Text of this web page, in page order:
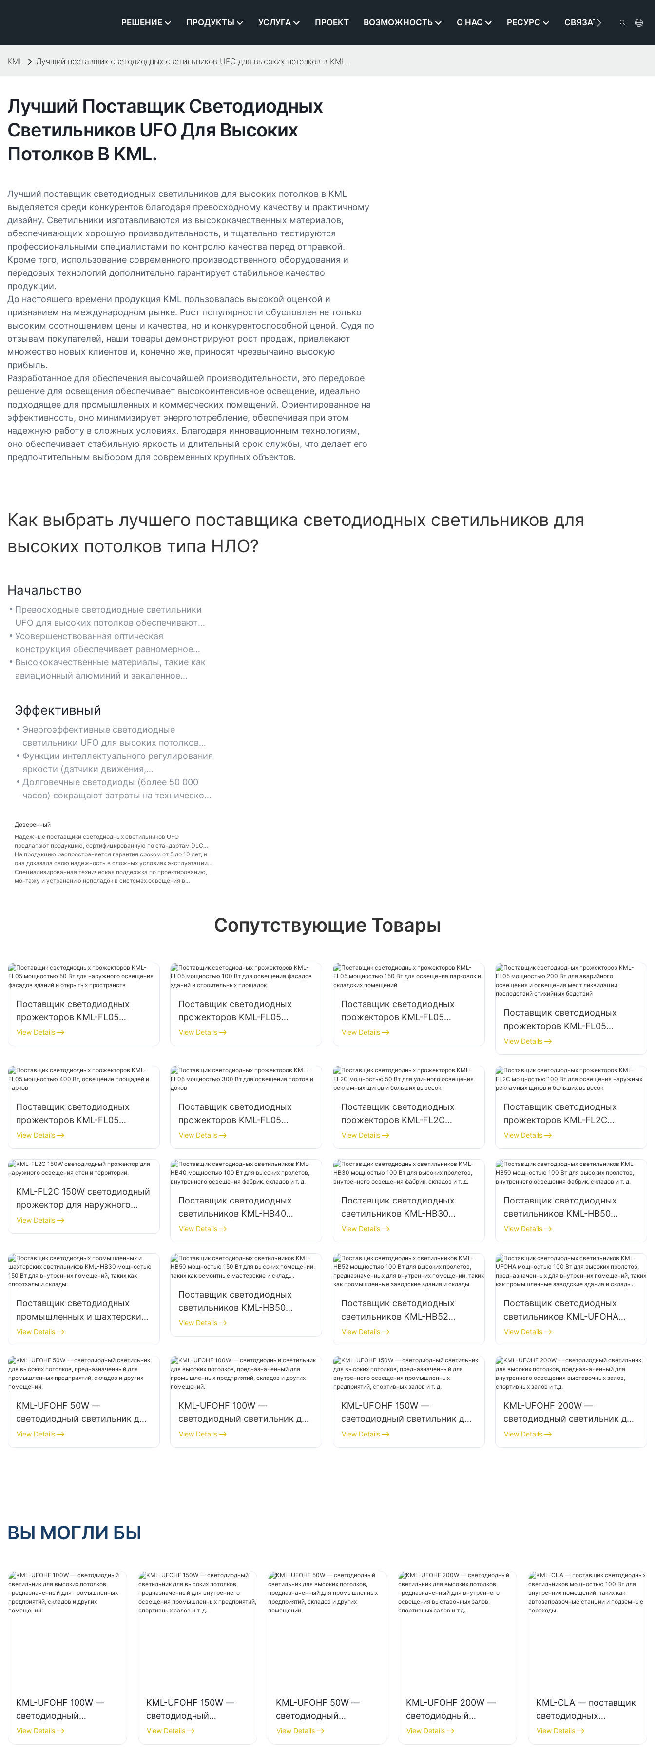
РЕШЕНИЕ ПРОДУКТЫ УСЛУГА ПРОЕКТ ВОЗМОЖНОСТЬ О НАС РЕСУРС СВЯЗАТЬСЯ С НАМИ
KML Лучший поставщик светодиодных светильников UFO для высоких потолков в KML.
Лучший Поставщик Светодиодных
Светильников UFO Для Высоких
Потолков В KML.
Лучший поставщик светодиодных светильников для высоких потолков в KML
выделяется среди конкурентов благодаря превосходному качеству и практичному
дизайну. Светильники изготавливаются из высококачественных материалов,
обеспечивающих хорошую производительность, и тщательно тестируются
профессиональными специалистами по контролю качества перед отправкой.
Кроме того, использование современного производственного оборудования и
передовых технологий дополнительно гарантирует стабильное качество
продукции.
До настоящего времени продукция KML пользовалась высокой оценкой и
признанием на международном рынке. Рост популярности обусловлен не только
высоким соотношением цены и качества, но и конкурентоспособной ценой. Судя по
отзывам покупателей, наши товары демонстрируют рост продаж, привлекают
множество новых клиентов и, конечно же, приносят чрезвычайно высокую
прибыль.
Разработанное для обеспечения высочайшей производительности, это передовое
решение для освещения обеспечивает высокоинтенсивное освещение, идеально
подходящее для промышленных и коммерческих помещений. Ориентированное на
эффективность, оно минимизирует энергопотребление, обеспечивая при этом
надежную работу в сложных условиях. Благодаря инновационным технологиям,
оно обеспечивает стабильную яркость и длительный срок службы, что делает его
предпочтительным выбором для современных крупных объектов.
Как выбрать лучшего поставщика светодиодных светильников для
высоких потолков типа НЛО?
Начальство
Превосходные светодиодные светильники
UFO для высоких потолков обеспечивают
исключительную яркость и высокую
светоотдачу (50 000–100 000 люмен),
идеально подходящие для больших
промышленных помещений, таких как
Усовершенствованная оптическая
конструкция обеспечивает равномерное
распределение света, минимизируя тени и
блики, что создает более безопасные и
Высококачественные материалы, такие как
авиационный алюминий и закаленное
Эффективный
Энергоэффективные светодиодные
светильники UFO для высоких потолков
снижают энергопотребление до 60% по
сравнению с традиционными
металлогалогенными или
люминесцентными лампами.
Функции интеллектуального регулирования
яркости (датчики движения,
использование естественного освещения)
оптимизируют энергопотребление в
или неравномерным естественным
освещением.
Долговечные светодиоды (более 50 000
часов) сокращают затраты на техническое
обеспечивая непрерывную работу
критически важных объектов.
Доверенный
Надежные поставщики светодиодных светильников UFO
предлагают продукцию, сертифицированную по стандартам DLC
Premium или UL, что гарантирует соответствие отраслевым
стандартам безопасности и производительности.
На продукцию распространяется гарантия сроком от 5 до 10 лет, и
она доказала свою надежность в сложных условиях эксплуатации,
таких как производственные предприятия и спортивные арены.
Специализированная техническая поддержка по проектированию,
монтажу и устранению неполадок в системах освещения в
Сопутствующие Товары
Поставщик светодиодных
прожекторов KML-FL05
мощностью 50 Вт для
наружного освещения фасадов
пространств
View Details
Поставщик светодиодных
прожекторов KML-FL05
мощностью 100 Вт для
освещения фасадов зданий и
View Details
Поставщик светодиодных
прожекторов KML-FL05
мощностью 150 Вт для
освещения парковок и
View Details
Поставщик светодиодных
прожекторов KML-FL05
мощностью 200 Вт для
аварийного освещения и
освещения мест ликвидации
последствий стихийных
бедствий
View Details
Поставщик светодиодных
прожекторов KML-FL05
мощностью 400 Вт,
освещение площадей и парков
View Details
Поставщик светодиодных
прожекторов KML-FL05
мощностью 300 Вт для
освещения портов и доков
View Details
Поставщик светодиодных
прожекторов KML-FL2C
мощностью 50 Вт для
уличного освещения
рекламных щитов и больших
вывесок
View Details
Поставщик светодиодных
прожекторов KML-FL2C
мощностью 100 Вт для
освещения наружных
рекламных щитов и больших
вывесок
View Details
KML-FL2C 150W светодиодный
прожектор для наружного
освещения стен и территорий.
View Details
Поставщик светодиодных
светильников KML-HB40
мощностью 100 Вт для
высоких пролетов,
внутреннего освещения
фабрик, складов и т. д.
View Details
Поставщик светодиодных
светильников KML-HB30
мощностью 100 Вт для
высоких пролетов,
внутреннего освещения
фабрик, складов и т. д.
View Details
Поставщик светодиодных
светильников KML-HB50
мощностью 100 Вт для
высоких пролетов,
внутреннего освещения
фабрик, складов и т. д.
View Details
Поставщик светодиодных
промышленных и шахтерских
светильников KML-HB30
мощностью 150 Вт для
внутренних помещений, таких
как спортзалы и склады.
View Details
Поставщик светодиодных
светильников KML-HB50
мощностью 150 Вт для
высоких помещений, таких
склады.
View Details
Поставщик светодиодных
светильников KML-HB52
мощностью 100 Вт для
высоких пролетов,
предназначенных для
внутренних помещений, таких
как промышленные заводские
View Details
Поставщик светодиодных
светильников KML-UFOHA
мощностью 100 Вт для
высоких пролетов,
предназначенных для
внутренних помещений, таких
как промышленные заводские
View Details
KML-UFOHF 50W —
светодиодный светильник для
высоких потолков,
предназначенный для
View Details
KML-UFOHF 100W —
светодиодный светильник для
высоких потолков,
предназначенный для
View Details
KML-UFOHF 150W —
светодиодный светильник для
высоких потолков,
предназначенный для
View Details
KML-UFOHF 200W —
светодиодный светильник для
высоких потолков,
предназначенный для
View Details
ВЫ МОГЛИ БЫ
KML-UFOHF 100W —
светодиодный
светильник для
высоких потолков,
View Details
KML-UFOHF 150W —
светодиодный
светильник для
высоких потолков,
View Details
KML-UFOHF 50W —
светодиодный
светильник для
высоких потолков,
View Details
KML-UFOHF 200W —
светодиодный
светильник для
высоких потолков,
View Details
KML-CLA — поставщик
светодиодных
светильников
мощностью 100 Вт для
View Details